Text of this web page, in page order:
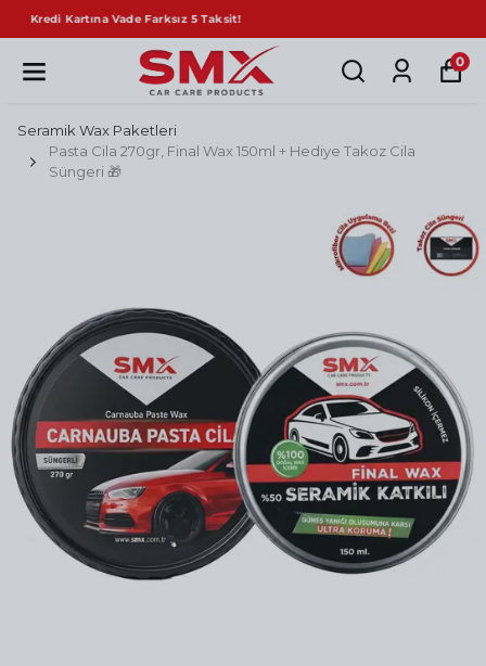
Sepette Net %10 İndirim!
0
Seramik Wax Paketleri
Pasta Cila 270gr, Final Wax 150ml + Hediye Takoz Cila
Süngeri 🎁